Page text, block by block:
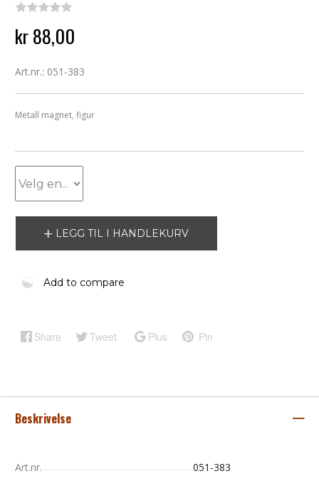
kr 88,00
Art.nr.: 051-383
Metall magnet, figur
LEGG TIL I HANDLEKURV
Add to compare
Share Tweet Plus Pin
Beskrivelse
Art.nr. 051-383